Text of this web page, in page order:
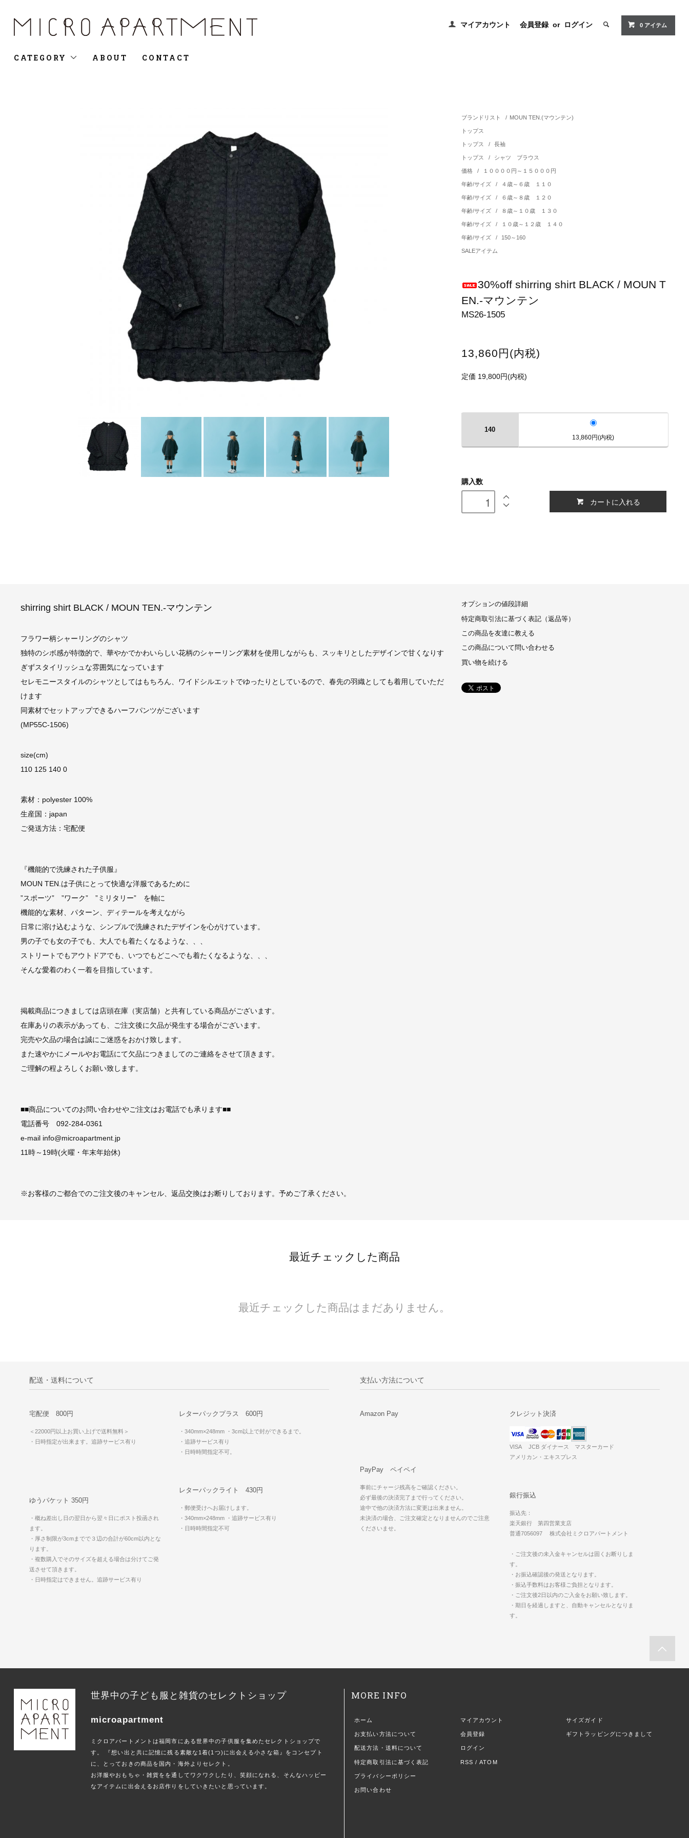
マイアカウント 会員登録 or ログイン 0 アイテム
CATEGORY ABOUT CONTACT
ブランドリスト / MOUN TEN.(マウンテン)
トップス
トップス / 長袖
トップス / シャツ ブラウス
価格 / １００００円～１５０００円
年齢/サイズ / ４歳～６歳 １１０
年齢/サイズ / ６歳～８歳 １２０
年齢/サイズ / ８歳～１０歳 １３０
年齢/サイズ / １０歳～１２歳 １４０
年齢/サイズ / 150～160
SALEアイテム
30%off shirring shirt BLACK / MOUN T
EN.-マウンテン
MS26-1505
13,860円(内税)
定価 19,800円(内税)
140
13,860円(内税)
購入数
カートに入れる
shirring shirt BLACK / MOUN TEN.-マウンテン
フラワー柄シャーリングのシャツ
独特のシボ感が特徴的で、華やかでかわいらしい花柄のシャーリング素材を使用しながらも、スッキリとしたデザインで甘くなりす
ぎずスタイリッシュな雰囲気になっています
セレモニースタイルのシャツとしてはもちろん、ワイドシルエットでゆったりとしているので、春先の羽織としても着用していただ
けます
同素材でセットアップできるハーフパンツがございます
(MP55C-1506)
size(cm)
110 125 140 0
素材：polyester 100%
生産国：japan
ご発送方法：宅配便
『機能的で洗練された子供服』
MOUN TEN.は子供にとって快適な洋服であるために
”スポーツ” ”ワーク” ”ミリタリー” を軸に
機能的な素材、パターン、ディテールを考えながら
日常に溶け込むような、シンプルで洗練されたデザインを心がけています。
男の子でも女の子でも、大人でも着たくなるような、、、
ストリートでもアウトドアでも、いつでもどこへでも着たくなるような、、、
そんな愛着のわく一着を目指しています。
掲載商品につきましては店頭在庫（実店舗）と共有している商品がございます。
在庫ありの表示があっても、ご注文後に欠品が発生する場合がございます。
完売や欠品の場合は誠にご迷惑をおかけ致します。
また速やかにメールやお電話にて欠品につきましてのご連絡をさせて頂きます。
ご理解の程よろしくお願い致します。
■■商品についてのお問い合わせやご注文はお電話でも承ります■■
電話番号 092-284-0361
e-mail info@microapartment.jp
11時～19時(火曜・年末年始休)
※お客様のご都合でのご注文後のキャンセル、返品交換はお断りしております。予めご了承ください。
オプションの値段詳細
特定商取引法に基づく表記（返品等）
この商品を友達に教える
この商品について問い合わせる
買い物を続ける
最近チェックした商品
最近チェックした商品はまだありません。
配送・送料について
宅配便 800円
＜22000円以上お買い上げで送料無料＞
・日時指定が出来ます。追跡サービス有り
レターパックプラス 600円
・340mm×248mm・3cm以上で封ができるまで。
・追跡サービス有り
・日時時間指定不可。
レターパックライト 430円
・郵便受けへお届けします。
・340mm×248mm・追跡サービス有り
・日時時間指定不可
ゆうパケット 350円
・概ね差出し日の翌日から翌々日にポスト投函され
ます。
・厚さ制限が3cmまでで３辺の合計が60cm以内とな
ります。
・複数購入でそのサイズを超える場合は分けてご発
送させて頂きます。
・日時指定はできません。追跡サービス有り
支払い方法について
Amazon Pay クレジット決済
VISA JCB ダイナース マスターカード
アメリカン・エキスプレス
PayPay ペイペイ
事前にチャージ残高をご確認ください。
必ず最後の決済完了まで行ってください。
途中で他の決済方法に変更は出来ません。
未決済の場合、ご注文確定となりませんのでご注意
くださいませ。
銀行振込
振込先：
楽天銀行 第四営業支店
普通7056097 株式会社ミクロアパートメント
・ご注文後の未入金キャンセルは固くお断りしま
す。
・お振込確認後の発送となります。
・振込手数料はお客様ご負担となります。
・ご注文後2日以内のご入金をお願い致します。
・期日を経過しますと、自動キャンセルとなりま
す。
世界中の子ども服と雑貨のセレクトショップ
microapartment
ミクロアパートメントは福岡市にある世界中の子供服を集めたセレクトショップで
す。 『想い出と共に記憶に残る素敵な1着(1つ)に出会える小さな箱』をコンセプト
に、とっておきの商品を国内・海外よりセレクト。
お洋服やおもちゃ・雑貨をを通してワクワクしたり、笑顔になれる、そんなハッピー
なアイテムに出会えるお店作りをしていきたいと思っています。
MORE INFO
ホーム
お支払い方法について
配送方法・送料について
特定商取引法に基づく表記
プライバシーポリシー
お問い合わせ
マイアカウント
会員登録
ログイン
RSS /ATOM
サイズガイド
ギフトラッピングにつきまして